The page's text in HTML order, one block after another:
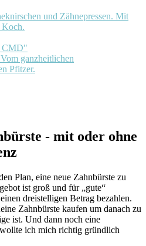
und Zähnepressen. Mit
Koch.
CMD"
ganzheitlichen
Pfitzer.
- mit oder ohne
Plan, eine neue Zahnbürste zu
ist groß und für „gute“
dreistelligen Betrag bezahlen.
Zahnbürste kaufen um danach zu
ist. Und dann noch eine
ich mich richtig gründlich